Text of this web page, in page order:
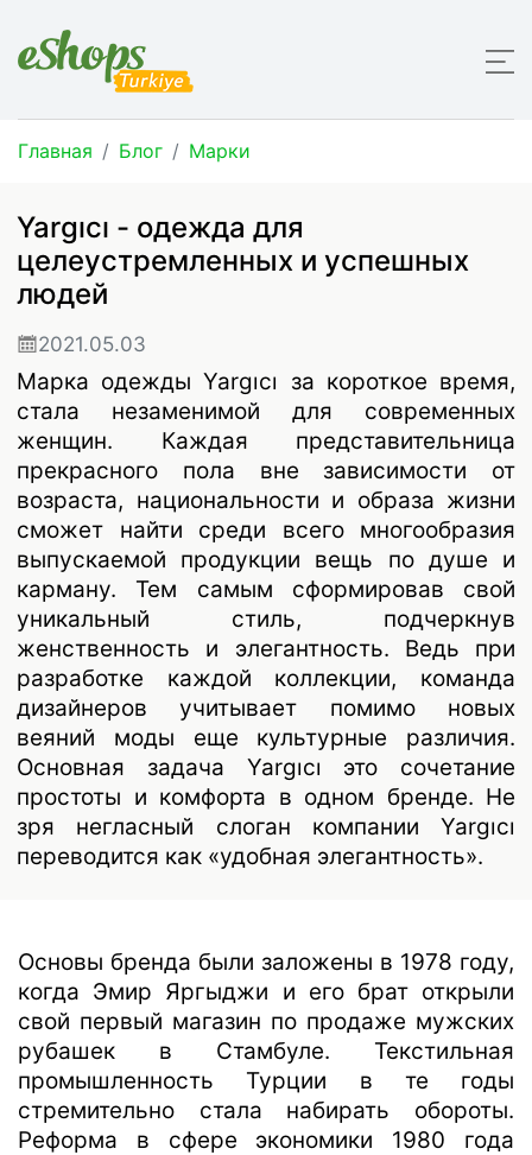
Главная Блог Марки
Yargıcı - одежда для
целеустремленных и успешных
людей
2021.05.03
Марка одежды Yargıcı за короткое время,
стала незаменимой для современных
женщин. Каждая представительница
прекрасного пола вне зависимости от
возраста, национальности и образа жизни
сможет найти среди всего многообразия
выпускаемой продукции вещь по душе и
карману. Тем самым сформировав свой
уникальный стиль, подчеркнув
женственность и элегантность. Ведь при
разработке каждой коллекции, команда
дизайнеров учитывает помимо новых
веяний моды еще культурные различия.
Основная задача Yargıcı это сочетание
простоты и комфорта в одном бренде. Не
зря негласный слоган компании Yargıcı
переводится как «удобная элегантность».
Основы бренда были заложены в 1978 году,
когда Эмир Яргыджи и его брат открыли
свой первый магазин по продаже мужских
рубашек в Стамбуле. Текстильная
промышленность Турции в те годы
стремительно стала набирать обороты.
Реформа в сфере экономики 1980 года